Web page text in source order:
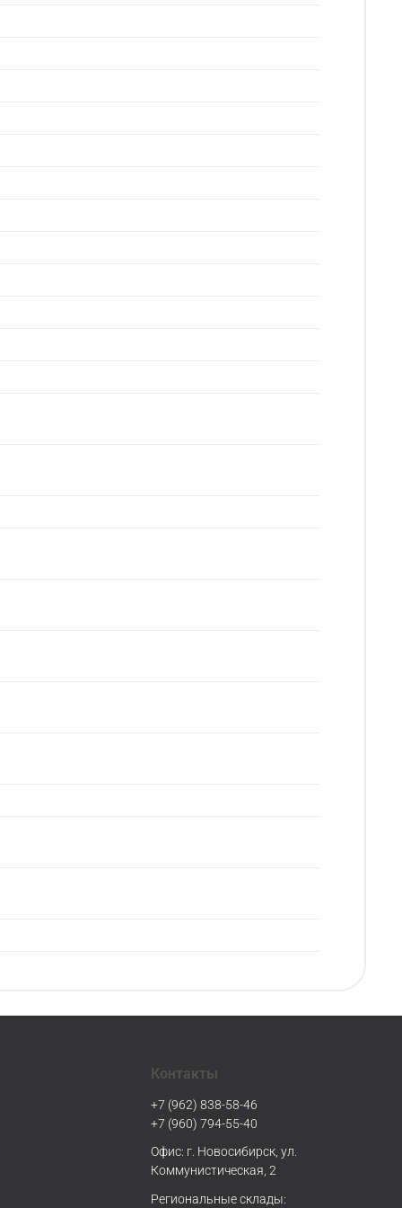
Контакты
+7 (962) 838-58-46
+7 (960) 794-55-40
Офис: г. Новосибирск, ул.
Коммунистическая, 2
Региональные склады: